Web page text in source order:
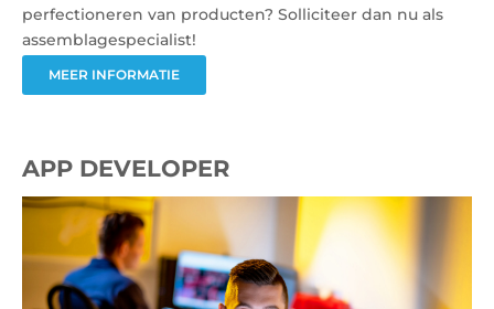
perfectioneren van producten? Solliciteer dan nu als
assemblagespecialist!
MEER INFORMATIE
APP DEVELOPER